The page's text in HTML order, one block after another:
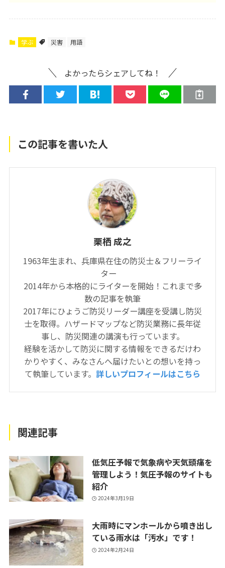
学ぶ 災害 用語
よかったらシェアしてね！
この記事を書いた人
栗栖 成之
1963年生まれ、兵庫県在住の防災士＆フリーライ
ター
2014年から本格的にライターを開始！これまで多
数の記事を執筆
2017年にひょうご防災リーダー講座を受講し防災
士を取得。ハザードマップなど防災業務に長年従
事し、防災関連の講演も行っています。
経験を活かして防災に関する情報をできるだけわ
かりやすく、みなさんへ届けたいとの想いを持っ
て執筆しています。 詳しいプロフィールはこちら
関連記事
低気圧予報で気象病や天気頭痛を
管理しよう！気圧予報のサイトも
紹介
2024年3月19日
大雨時にマンホールから噴き出し
ている雨水は「汚水」です！
2024年2月24日